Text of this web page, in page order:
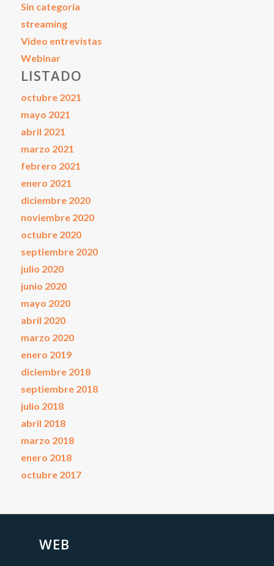
Sin categoría
streaming
Video entrevistas
Webinar
LISTADO
octubre 2021
mayo 2021
abril 2021
marzo 2021
febrero 2021
enero 2021
diciembre 2020
noviembre 2020
octubre 2020
septiembre 2020
julio 2020
junio 2020
mayo 2020
abril 2020
marzo 2020
enero 2019
diciembre 2018
septiembre 2018
julio 2018
abril 2018
marzo 2018
enero 2018
octubre 2017
WEB